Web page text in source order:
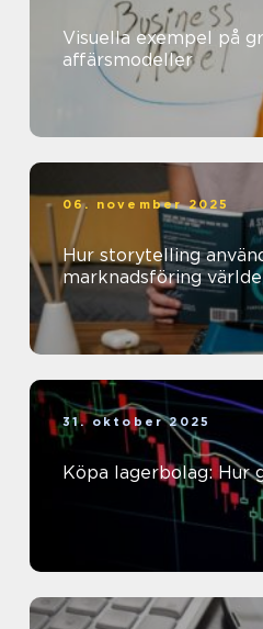
Visuella exempel på
affärsmodeller
06. november 2025
Hur storytelling
marknadsföring
31. oktober 2025
Köpa lagerbolag: Hur